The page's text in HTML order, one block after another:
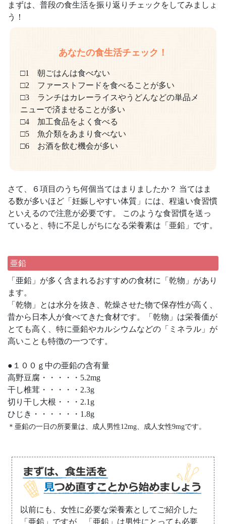
まずは、普段の食生活を振り返りチェックをしてみましょ
う！
あなたの食生活チェック！
□1 朝ごはんは食べない
□2 ファーストフードを食べることが多い
□3 ランチはカレーライスやうどんなどの単品メ
ニューで済ませることが多い
□4 加工食品をよく食べる
□5 魚介類をあまり食べない
□6 お酒を飲む機会が多い
さて、６項目のうち何個当てはまりましたか？ 当てはま
る数が多いほど「妊娠しやすい体質」には、程遠い食習慣
といえるので注意が必要です。 このような食習慣を送っ
ていると、特に不足しがちになる栄養素は「亜鉛」です。
亜鉛
「亜鉛」が多く含まれるおすすめの食材に「乾物」があり
ます。
「乾物」とは水分を抜き、乾燥させた物で保存性が高く、
昔から日本人が食べてきた食材です。「乾物」は栄養価が
とても高く、特に亜鉛やカルシウムなどの「ミネラル」が
高いことも特徴の一つです。
●１００ｇ中の亜鉛の含有量
高野豆腐・・・・・5.2mg
干し椎茸・・・・・2.3g
切り干し大根・・・2.1g
ひじき・・・・・・1.8g
＊亜鉛の一日の所要量は、成人男性12mg、成人女性9mgです。
以前にも、女性に必要な栄養素としてご紹介した
「亜鉛」ですが、「亜鉛」は男性にとっても必要